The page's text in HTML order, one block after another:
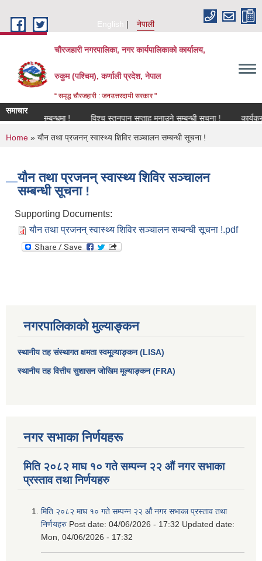
English
नेपाली
चौरजहारी नगरपालिका, नगर कार्यपालिकाको कार्यालय,
रुकुम (पश्चिम), कर्णाली प्रदेश, नेपाल
“ समृद्ध चौरजहारी : जनउत्तरदायी सरकार "
समाचार
सम्बन्धमा !
विश्च स्तनपान सप्ताह मनाउने सम्बन्धी सूचना !
You are here
Home » यौन तथा प्रजनन् स्वास्थ्य शिविर सञ्चालन सम्बन्धी सूचना !
यौन तथा प्रजनन् स्वास्थ्य शिविर सञ्चालन
सम्बन्धी सूचना !
Supporting Documents:
यौन तथा प्रजनन् स्वास्थ्य शिविर सञ्चालन सम्बन्धी सूचना !.pdf
नगरपालिकाको मुल्याङ्कन
स्थानीय तह संस्थागत क्षमता स्वमूल्याङ्कन (LISA)
स्थानीय तह वित्तीय सुशासन जोखिम मूल्याङ्कन (FRA)
नगर सभाका निर्णयहरू
मिति २०८२ माघ १० गते सम्पन्न २२ औं नगर सभाका
प्रस्ताव तथा निर्णयहरु
मिति २०८२ माघ १० गते सम्पन्न २२ औं नगर सभाका प्रस्ताव तथा
निर्णयहरु Post date: 04/06/2026 - 17:32 Updated date:
Mon, 04/06/2026 - 17:32